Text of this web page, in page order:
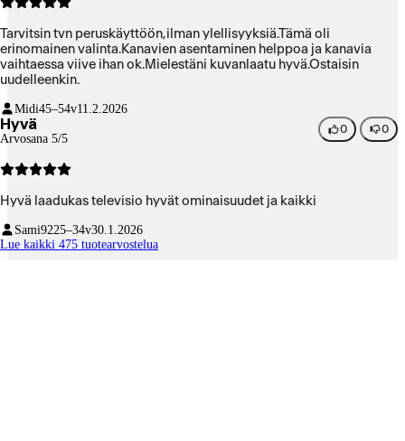
Tarvitsin tvn peruskäyttöön,ilman ylellisyyksiä.Tämä oli
erinomainen valinta.Kanavien asentaminen helppoa ja kanavia
vaihtaessa viive ihan ok.Mielestäni kuvanlaatu hyvä.Ostaisin
uudelleenkin.
Midi45–54v11.2.2026
Hyvä
Arvosana 5/5
0 0
Hyvä laadukas televisio hyvät ominaisuudet ja kaikki
Sami9225–34v30.1.2026
Lue kaikki 475 tuotearvostelua